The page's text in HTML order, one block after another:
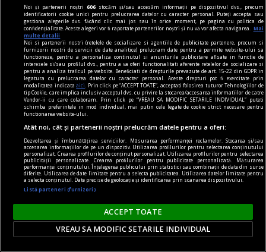
sandale
Cum să îți alegi sandalele pentru ținutele din
această vară? 7 recomandări
Vara îți schimbă ritmul și garderoba. Rochiile
devin mai lejere, pantalonii mai subțiri, iar
încălțămintea trebuie să țină pasul cu
temperaturile ridicate și cu planurile tale
spontane. O pereche bine aleasă de sandale îți
susține ținuta, dar și confortul zilnic – fie că
mergi la birou...
Noi și partenerii noștri606 stocăm și/sau accesăm informații pe dispozitivul dvs., precum
identificatorii cookie unici pentru prelucrarea datelor cu caracter personal. Puteți accepta sau
gestiona alegerile dvs. făcând clic mai jos sau în orice moment, pe pagina cu politica de
confidențialitate. Aceste alegeri vor fi raportate partenerilor noștri și nu vă vor afecta navigarea.
Mai
multe detalii
Noi si partenerii nostri (retelele de socializare si agentiile de publicitate partenere, precum si
furnizorii nostri de servicii de date analitice) prelucram date pentru a permite website-ului sa
functioneze, pentru a personaliza continutul si anunturile publicitare afisate in functie de
interesele si/sau profilul dvs., pentru a va oferi functionalitati aferente retelelor de socializare si
pentru a analiza traficul pe website. Beneficiati de drepturile prevazute de art. 15-22 din GDPR in
legatura cu prelucrarea datelor cu caracter personal. Aceste drepturi pot fi exercitate prin
modalitatea indicataaici
. Prin click pe “ACCEPT TOATE”, acceptati folosirea tuturor Tehnologiilor de
tip Cookie, care implica inclusiv acceptul dvs. cu privire la stocarea/accesarea informatiilor de catre
Vendor-ii cu care colaboram. Prin click pe “VREAU SA MODIFIC SETARILE INDIVIDUAL” puteti
schimba preferintele in mod individual, mai putin cele legate de cookie strict necesare pentru
functionarea website-ului.
Atât noi, cât și partenerii noștri prelucrăm datele pentru a oferi:
Dezvoltarea și îmbunătățirea serviciilor. Măsurarea performanței reclamelor. Stocarea și/sau
accesarea informațiilor de pe un dispozitiv. Utilizarea profilurilor pentru selectarea conținutului
personalizat. Crearea profilurilor de conținut personalizat. Utilizarea profilurilor pentru selectarea
publicității personalizate. Crearea profilurilor pentru publicitate personalizată. Măsurarea
performanței conținutului. Înțelegerea publicului prin statistici sau combinații de date din surse
diferite. Utilizarea de date limitate pentru a selecta publicitatea. Utilizarea datelor limitate pentru
a selecta conținutul. Date precise de geolocație și identificarea prin scanarea dispozitivului.
Listă parteneri (furnizori)
ACCEPT TOATE
VREAU SA MODIFIC SETARILE INDIVIDUAL